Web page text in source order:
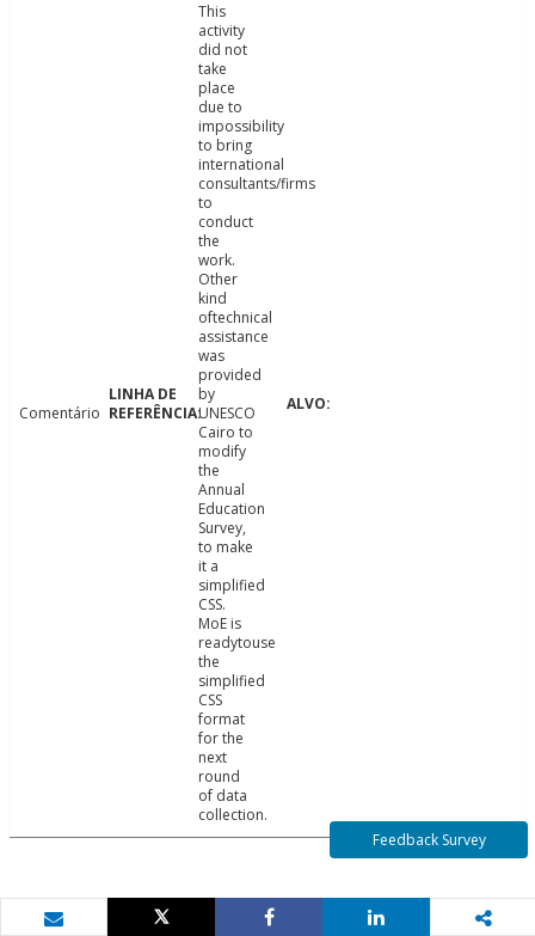
Comentário
This
activity
did not
take
place
due to
impossibility
to bring
international
consultants/firms
to
conduct
the
work.
Other
kind
oftechnical
assistance
was
provided
by
UNESCO
Cairo to
modify
the
Annual
Education
Survey,
to make
it a
simplified
CSS.
MoE is
readytouse
the
simplified
CSS
format
for the
next
round
of data
collection.
Feedback Survey